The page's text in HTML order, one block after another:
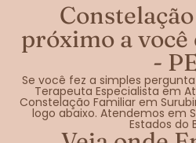
próximo a
-
Se você fez a simples
Terapeuta Especialista em
Constelação Familiar em
logo abaixo. Atendemos em
Estados do